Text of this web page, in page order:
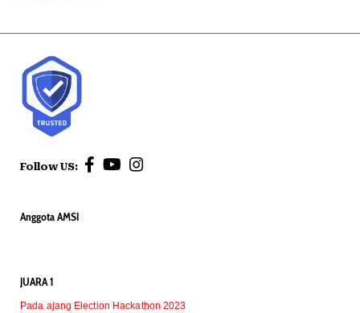
Follow US:
Anggota AMSI
JUARA 1
Pada ajang Election Hackathon 2023